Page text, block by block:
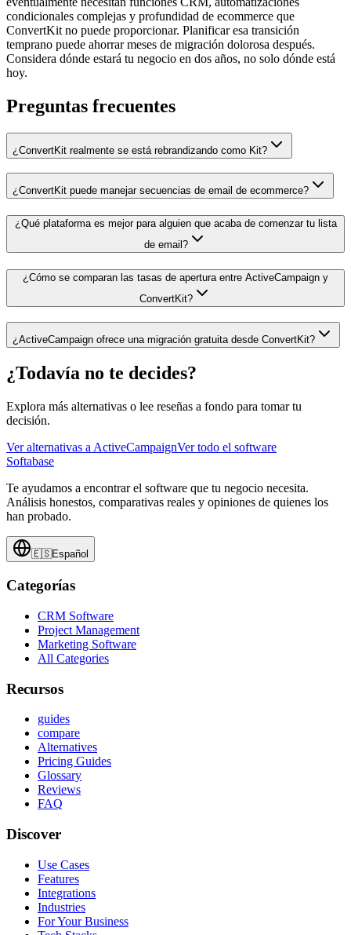
condicionales complejas y profundidad de ecommerce que
ConvertKit no puede proporcionar. Planificar esa transición
temprano puede ahorrar meses de migración dolorosa después.
Considera dónde estará tu negocio en dos años, no solo dónde está
hoy.
Preguntas frecuentes
¿ConvertKit realmente se está rebrandizando como Kit?
¿ConvertKit puede manejar secuencias de email de ecommerce?
¿Qué plataforma es mejor para alguien que acaba de comenzar tu lista
de email?
¿Cómo se comparan las tasas de apertura entre ActiveCampaign y
ConvertKit?
¿ActiveCampaign ofrece una migración gratuita desde ConvertKit?
¿Todavía no te decides?
Explora más alternativas o lee reseñas a fondo para tomar tu
decisión.
Ver alternativas a ActiveCampaignVer todo el software
Softabase
Te ayudamos a encontrar el software que tu negocio necesita.
Análisis honestos, comparativas reales y opiniones de quienes los
han probado.
🇪🇸Español
Categorías
CRM Software
Project Management
Marketing Software
All Categories
Recursos
guides
compare
Alternatives
Pricing Guides
Glossary
Reviews
FAQ
Discover
Use Cases
Features
Integrations
Industries
For Your Business